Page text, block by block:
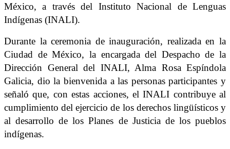
México, a través del Instituto Nacional de Lenguas
Indígenas (INALI).
Durante la ceremonia de inauguración, realizada en la
Ciudad de México, la encargada del Despacho de la
Dirección General del INALI, Alma Rosa Espíndola
Galicia, dio la bienvenida a las personas participantes y
señaló que, con estas acciones, el INALI contribuye al
cumplimiento del ejercicio de los derechos lingüísticos y
al desarrollo de los Planes de Justicia de los pueblos
indígenas.